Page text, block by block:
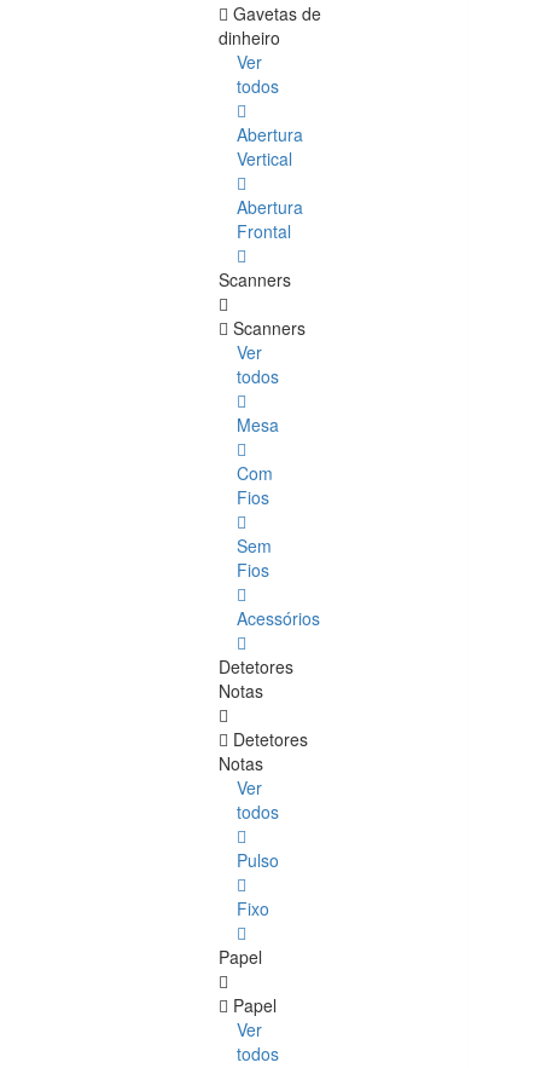
Gavetas de
dinheiro
Ver
todos
Abertura
Vertical
Abertura
Frontal
Scanners
Scanners
Ver
todos
Mesa
Com
Fios
Sem
Fios
Acessórios
Detetores
Notas
Detetores
Notas
Ver
todos
Pulso
Fixo
Papel
Papel
Ver
todos